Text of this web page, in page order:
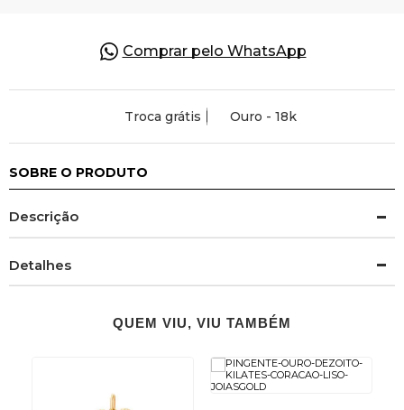
Comprar pelo WhatsApp
Troca grátis Ouro - 18k
SOBRE O PRODUTO
Descrição
Detalhes
QUEM VIU, VIU TAMBÉM
Presente